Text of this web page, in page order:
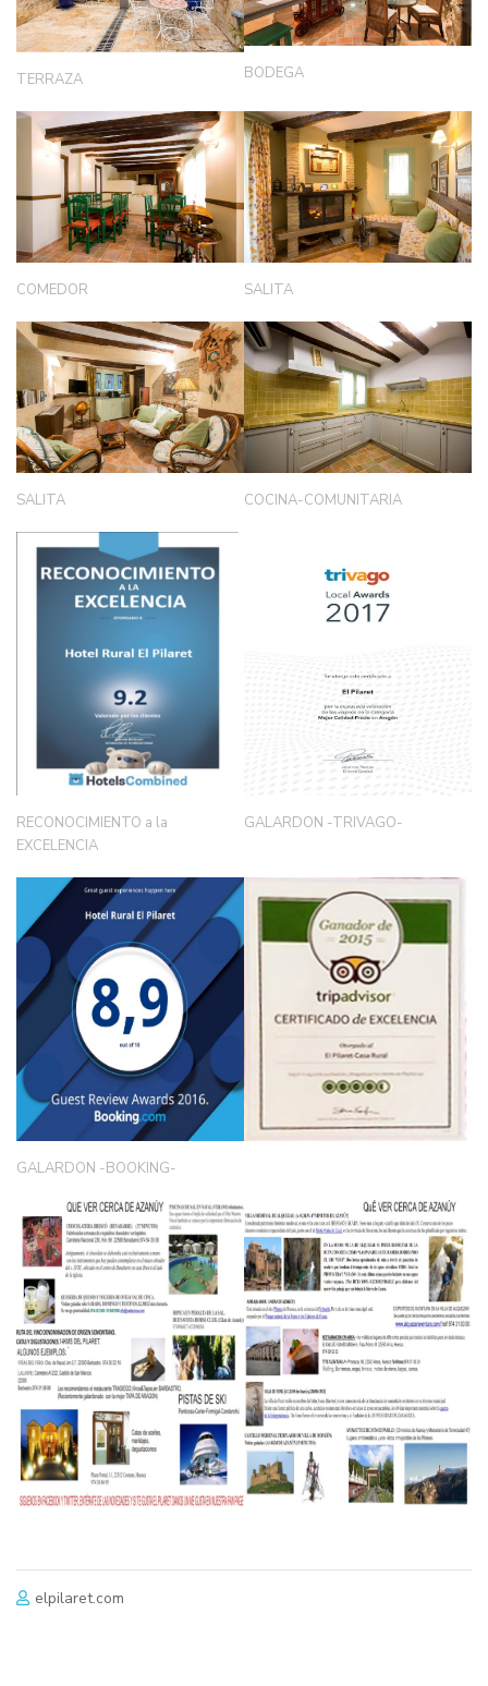
TERRAZA BODEGA
COMEDOR SALITA
SALITA COCINA-COMUNITARIA
RECONOCIMIENTO a la
EXCELENCIA
GALARDON -TRIVAGO-
GALARDON -BOOKING-
elpilaret.com